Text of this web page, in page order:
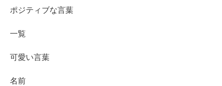
ポジティブな言葉
一覧
可愛い言葉
名前